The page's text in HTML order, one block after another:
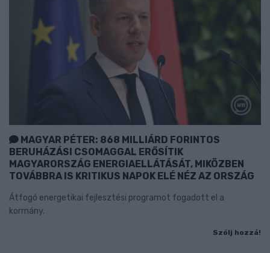
MAGYAR PÉTER: 868 MILLIÁRD FORINTOS
BERUHÁZÁSI CSOMAGGAL ERŐSÍTIK
MAGYARORSZÁG ENERGIAELLÁTÁSÁT, MIKÖZBEN
TOVÁBBRA IS KRITIKUS NAPOK ELÉ NÉZ AZ ORSZÁG
Átfogó energetikai fejlesztési programot fogadott el a
kormány.
Szólj hozzá!